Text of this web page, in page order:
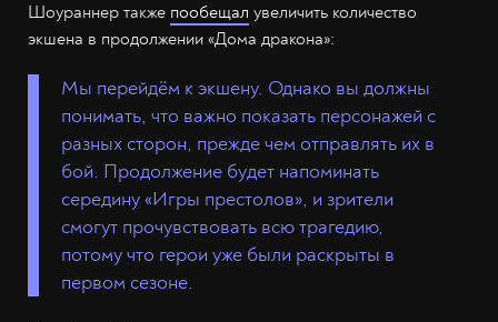
Шоураннер также пообещал увеличить количество
экшена в продолжении «Дома дракона»:
Мы перейдём к экшену. Однако вы должны
понимать, что важно показать персонажей с
разных сторон, прежде чем отправлять их в
бой. Продолжение будет напоминать
середину «Игры престолов», и зрители
смогут прочувствовать всю трагедию,
потому что герои уже были раскрыты в
первом сезоне.